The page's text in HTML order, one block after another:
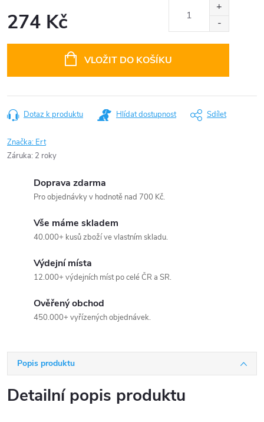
274 Kč
VLOŽIT DO KOŠÍKU
Dotaz k produktu Hlídat dostupnost Sdílet
Značka: Ert
Záruka: 2 roky
Doprava zdarma
Pro objednávky v hodnotě nad 700 Kč.
Vše máme skladem
40.000+ kusů zboží ve vlastním skladu.
Výdejní místa
12.000+ výdejních míst po celé ČR a SR.
Ověřený obchod
450.000+ vyřízených objednávek.
Popis produktu
Detailní popis produktu